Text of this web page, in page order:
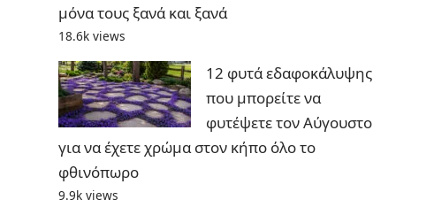
μόνα τους ξανά και ξανά
18.6k views
12 φυτά εδαφοκάλυψης
που μπορείτε να
φυτέψετε τον Αύγουστο
για να έχετε χρώμα στον κήπο όλο το
φθινόπωρο
9.9k views